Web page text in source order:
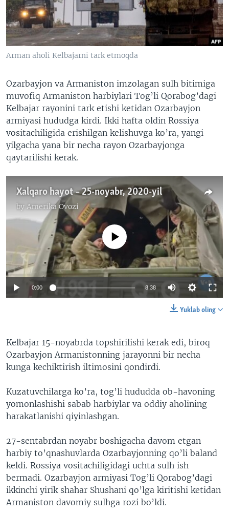
VIDEO
XABARLAR SURATLARDA
ODNOKLASSNIKI
TELEGRAM
TWITTER
Arman aholi Kelbajarni tark etmoqda
Ozarbayjon va Armaniston imzolagan sulh bitimiga
muvofiq Armaniston harbiylari Tog’li Qorabog’dagi
Kelbajar rayonini tark etishi ketidan Ozarbayjon
armiyasi hududga kirdi. Ikki hafta oldin Rossiya
vositachiligida erishilgan kelishuvga ko’ra, yangi
yilgacha yana bir necha rayon Ozarbayjonga
qaytarilishi kerak.
Xalqaro hayot – 25-noyabr, 2020-yil
by Amerika Ovozi
No media source currently available
0:00 8:38
Yuklab oling
Kelbajar 15-noyabrda topshirilishi kerak edi, biroq
Ozarbayjon Armanistonning jarayonni bir necha
kunga kechiktirish iltimosini qondirdi.
Kuzatuvchilarga ko’ra, tog’li hududda ob-havoning
yomonlashishi sabab harbiylar va oddiy aholining
harakatlanishi qiyinlashgan.
27-sentabrdan noyabr boshigacha davom etgan
harbiy to’qnashuvlarda Ozarbayjonning qo’li baland
keldi. Rossiya vositachiligidagi uchta sulh ish
bermadi. Ozarbayjon armiyasi Tog’li Qorabog’dagi
ikkinchi yirik shahar Shushani qo’lga kiritishi ketidan
Armaniston davomiy sulhga rozi bo’ldi.